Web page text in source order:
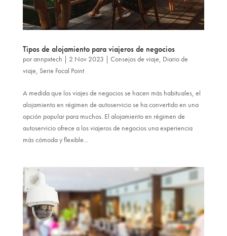
Tipos de alojamiento para viajeros de negocios
porannpxtech 2 Nov 2023 Consejos de viaje, Diario de
viaje, Serie Focal Point
A medida que los viajes de negocios se hacen más habituales, el
alojamiento en régimen de autoservicio se ha convertido en una
opción popular para muchos. El alojamiento en régimen de
autoservicio ofrece a los viajeros de negocios una experiencia
más cómoda y flexible...